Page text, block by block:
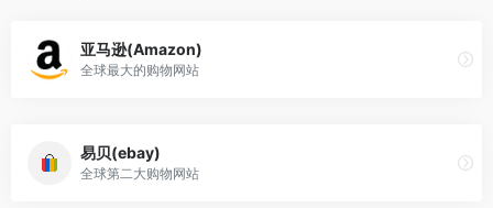
亚马逊(Amazon)
全球最大的购物网站
易贝(ebay)
全球第二大购物网站